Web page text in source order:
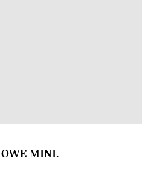
MINI.